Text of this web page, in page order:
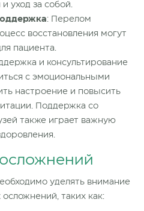
уход за собой.
:
Перелом
восстановления могут
пациента.
и консультирование
с эмоциональными
настроение и повысить
Поддержка со
также играет важную
уделять внимание
таких как: